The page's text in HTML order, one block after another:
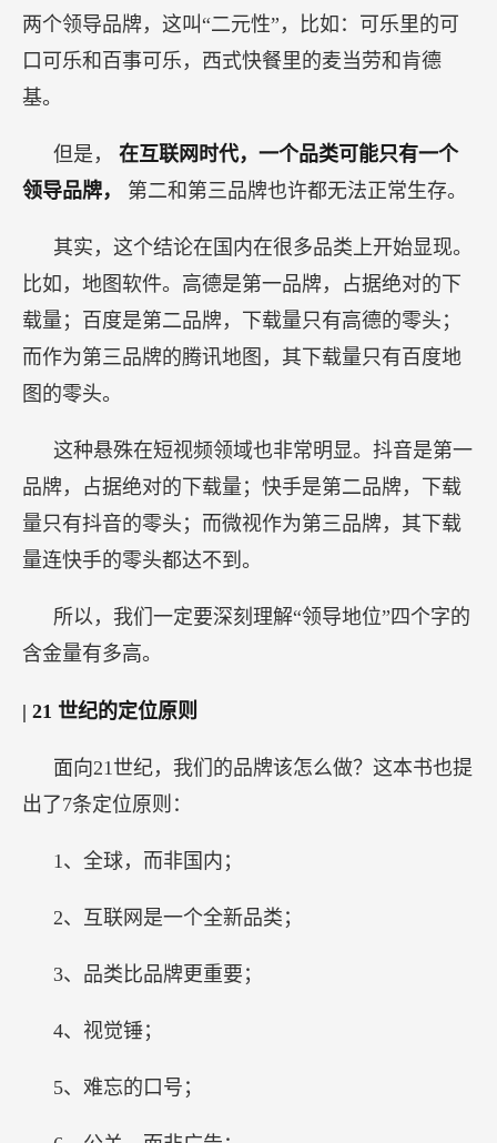
两个领导品牌，这叫“二元性”，比如：可乐里的可
口可乐和百事可乐，西式快餐里的麦当劳和肯德
基。
但是， 在互联网时代，一个品类可能只有一个
领导品牌， 第二和第三品牌也许都无法正常生存。
其实，这个结论在国内在很多品类上开始显现。
比如，地图软件。高德是第一品牌，占据绝对的下
载量；百度是第二品牌，下载量只有高德的零头；
而作为第三品牌的腾讯地图，其下载量只有百度地
图的零头。
这种悬殊在短视频领域也非常明显。抖音是第一
品牌，占据绝对的下载量；快手是第二品牌，下载
量只有抖音的零头；而微视作为第三品牌，其下载
量连快手的零头都达不到。
所以，我们一定要深刻理解“领导地位”四个字的
含金量有多高。
| 21 世纪的定位原则
面向21世纪，我们的品牌该怎么做？这本书也提
出了7条定位原则：
1、全球，而非国内；
2、互联网是一个全新品类；
3、品类比品牌更重要；
4、视觉锤；
5、难忘的口号；